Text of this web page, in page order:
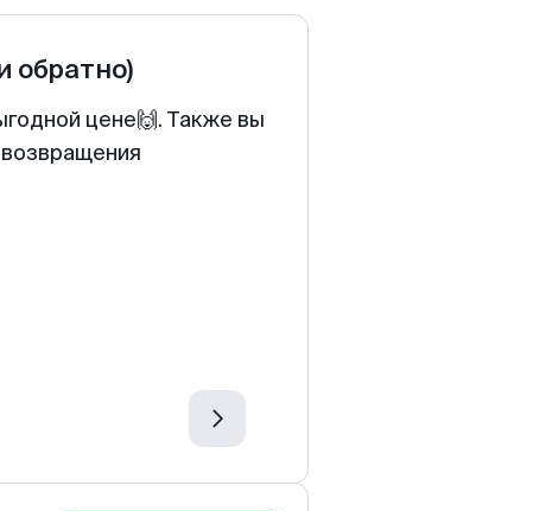
обратно)
цене🙌. Также вы